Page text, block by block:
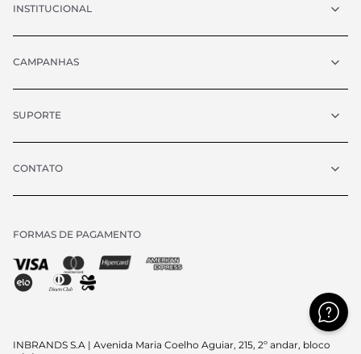
INSTITUCIONAL
CAMPANHAS
SUPORTE
CONTATO
Chat
atendimento@vrcollezioni.com.br
Segunda - Quinta:
FORMAS DE PAGAMENTO
INBRANDS S.A | Avenida Maria Coelho Aguiar, 215, 2º andar, bloco